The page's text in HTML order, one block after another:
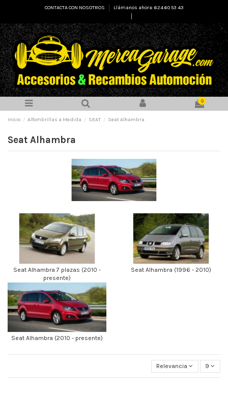
CONTACTA CON NOSOTROS
Llámanos ahora: 624 60 53 43
0
Inicio Alfombrillas a Medida SEAT Seat Alhambra
Seat Alhambra
Seat Alhambra 7 plazas (2010 -
presente)
Seat Alhambra (1996 - 2010)
Seat Alhambra (2010 - presente)
Relevancia 9